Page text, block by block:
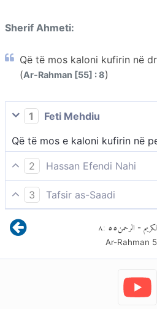
Sherif Ahmeti:
Që të mos kaloni kufirin në
(Ar-Rahman [55] : 8)
1
Feti Mehdiu
Që të mos e kaloni kufirin në
2
Hassan Efendi Nahi
që ju të mos e shkelni atë.
3
Tafsir as-Saadi
...që ju të mos e shkelni atë. -
Allahu e vuri peshoren e
kalojnë kufijtë e të mos
tjetrit. Nëse çështjet do të
thjesht sipas logjikës dhe
të kishte shumë padrejtësi
- الرحمن٥٥:٨
Ar-Rahman